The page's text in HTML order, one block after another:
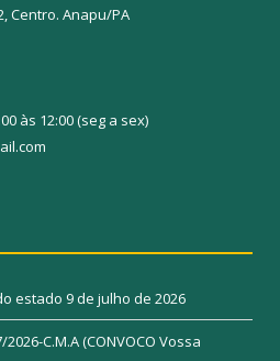
Centro. Anapu/PA
às 12:00 (seg a sex)
estado 9 de julho de 2026
C.M.A (CONVOCO Vossa